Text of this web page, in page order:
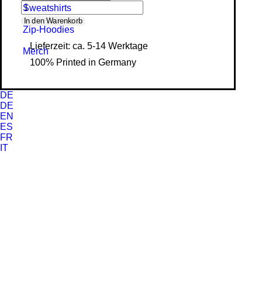
Sweat­shirts
Zip-Hoodies
Merch
DE
DE
EN
ES
FR
IT
The
Werewolf
Organic
In den Warenkorb
Lieferzeit: ca. 5-14 Werktage
100% Printed in Germany